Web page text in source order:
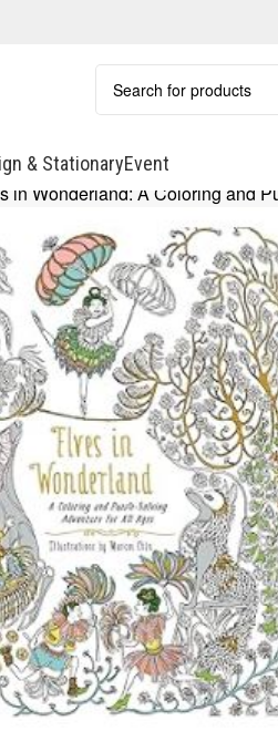
& StationaryEvent
in Wonderland: A Coloring and